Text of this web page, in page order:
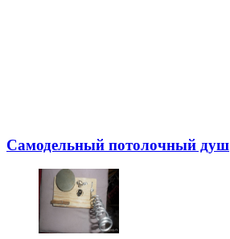
Самодельный потолочный душ